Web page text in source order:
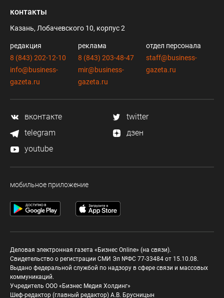
контакты
Казань, Лобачевского 10, корпус 2
редакция
8 (843) 202-12-10
info@business-
gazeta.ru
реклама
8 (843) 203-48-47
mir@business-
gazeta.ru
отдел персонала
staff@business-
gazeta.ru
вконтакте
twitter
telegram
дзен
youtube
мобильное приложение
Деловая электронная газета «Бизнес Online» (на связи).
Свидетельство о регистрации СМИ Эл №ФС 77-33484 от 15.10.08.
Выдано федеральной службой по надзору в сфере связи и массовых
коммуникаций.
Учредитель ООО «Бизнес Медия Холдинг»
Шеф-редактор (главный редактор) А.В. Брусницын